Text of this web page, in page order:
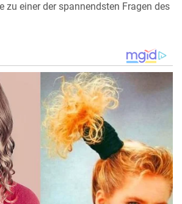
zu einer der spannendsten Fragen des